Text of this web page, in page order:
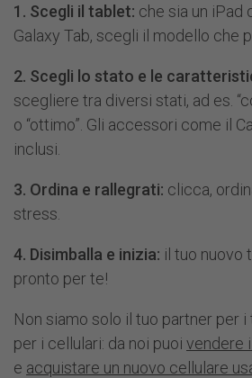
1. Scegli il tablet: che sia un iPad
Galaxy Tab, scegli il modello che
2. Scegli lo stato e le
scegliere tra diversi stati, ad es.
o “ottimo”. Gli accessori come il
inclusi.
3. Ordina e rallegrati: clicca,
stress.
4. Disimballa e inizia: il tuo nuovo
pronto per te!
Non siamo solo il tuo partner per i
per i cellulari: da noi puoi vendere
e acquistare un nuovo cellulare